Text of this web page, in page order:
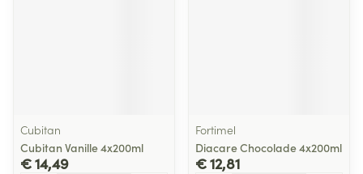
Cubitan
Cubitan Vanille 4x200ml
€ 14,49
Fortimel
Diacare Chocolade 4x200ml
€ 12,81